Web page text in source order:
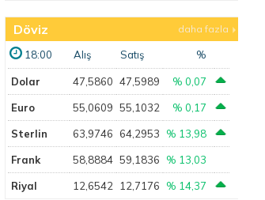
Döviz daha fazla
18:00 Alış Satış %
Dolar 47,5860 47,5989 % 0,07
Euro 55,0609 55,1032 % 0,17
Sterlin 63,9746 64,2953 % 13,98
Frank 58,8884 59,1836 % 13,03
Riyal 12,6542 12,7176 % 14,37